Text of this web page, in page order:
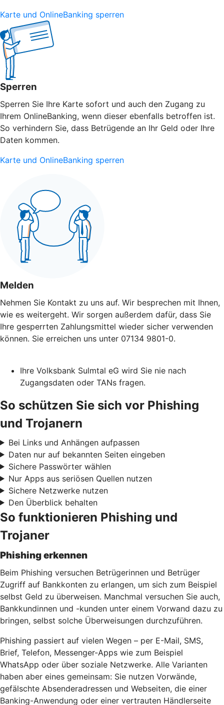
Karte und OnlineBanking sperren
Sperren
Sperren Sie Ihre Karte sofort und auch den Zugang zu
Ihrem OnlineBanking, wenn dieser ebenfalls betroffen ist.
So verhindern Sie, dass Betrügende an Ihr Geld oder Ihre
Daten kommen.
Karte und OnlineBanking sperren
Melden
Nehmen Sie Kontakt zu uns auf. Wir besprechen mit Ihnen,
wie es weitergeht. Wir sorgen außerdem dafür, dass Sie
Ihre gesperrten Zahlungsmittel wieder sicher verwenden
können. Sie erreichen uns unter 07134 9801-0.
Ihre Volksbank Sulmtal eG wird Sie nie nach
Zugangsdaten oder TANs fragen.
So schützen Sie sich vor Phishing
und Trojanern
Bei Links und Anhängen aufpassen
Daten nur auf bekannten Seiten eingeben
Sichere Passwörter wählen
Nur Apps aus seriösen Quellen nutzen
Sichere Netzwerke nutzen
Den Überblick behalten
So funktionieren Phishing und
Trojaner
Phishing erkennen
Beim Phishing versuchen Betrügerinnen und Betrüger
Zugriff auf Bankkonten zu erlangen, um sich zum Beispiel
selbst Geld zu überweisen. Manchmal versuchen Sie auch,
Bankkundinnen und -kunden unter einem Vorwand dazu zu
bringen, selbst solche Überweisungen durchzuführen.
Phishing passiert auf vielen Wegen – per E-Mail, SMS,
Brief, Telefon, Messenger-Apps wie zum Beispiel
WhatsApp oder über soziale Netzwerke. Alle Varianten
haben aber eines gemeinsam: Sie nutzen Vorwände,
gefälschte Absenderadressen und Webseiten, die einer
Banking-Anwendung oder einer vertrauten Händlerseite